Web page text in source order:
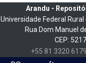
Arandu -
Universidade Federal
Rua Dom Manuel
CEP:
+55 81 3320 6179